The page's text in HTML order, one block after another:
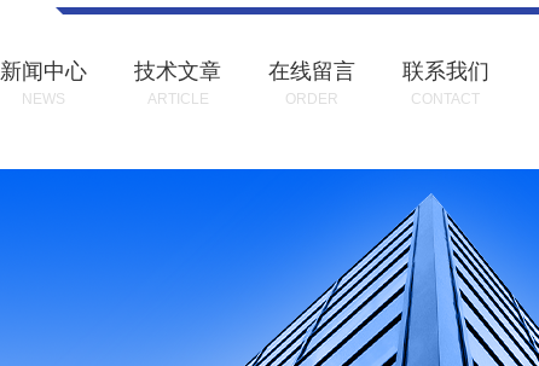
新闻中心
NEWS
技术文章
ARTICLE
在线留言
ORDER
联系我们
CONTACT